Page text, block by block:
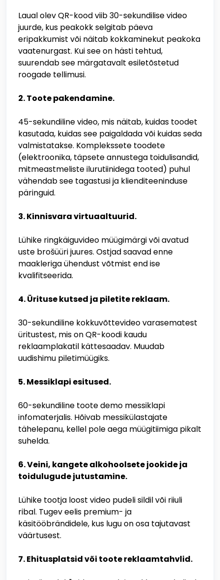
Laual olev QR-kood viib 30-sekundilise video
juurde, kus peakokk selgitab päeva
eripakkumist või näitab kokkaminekut peakoka
vaatenurgast. Kui see on hästi tehtud,
suurendab see märgatavalt esiletõstetud
roogade tellimusi.
2. Toote pakendamine.
45-sekundiline video, mis näitab, kuidas toodet
kasutada, kuidas see paigaldada või kuidas seda
valmistatakse. Komplekssete toodete
(elektroonika, täpsete annustega toidulisandid,
mitmeastmeliste ilurutiinidega tooted) puhul
vähendab see tagastusi ja klienditeeninduse
päringuid.
3. Kinnisvara virtuaaltuurid.
Lühike ringkäiguvideo müügimärgi või avatud
uste brošüüri juures. Ostjad saavad enne
maakleriga ühendust võtmist end ise
kvalifitseerida.
4. Ürituse kutsed ja piletite reklaam.
30-sekundiline kokkuvõttevideo varasematest
üritustest, mis on QR-koodi kaudu
reklaamplakatil kättesaadav. Muudab
uudishimu piletimüügiks.
5. Messiklapi esitused.
60-sekundiline toote demo messiklapi
infomaterjalis. Hõivab messikülastajate
tähelepanu, kellel pole aega müügitiimiga pikalt
suhelda.
6. Veini, kangete alkohoolsete jookide ja
toidulugude jutustamine.
Lühike tootja loost video pudeli sildil või riiuli
ribal. Tugev eelis premium- ja
käsitööbrändidele, kus lugu on osa tajutavast
väärtusest.
7. Ehitusplatsid või toote reklaamtahvlid.